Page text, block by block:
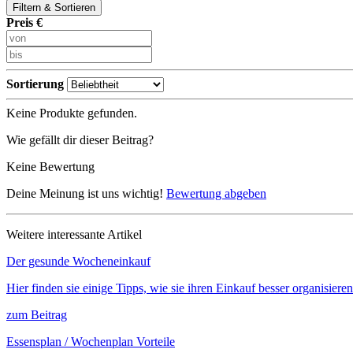
Filtern & Sortieren
Preis €
Sortierung
Keine Produkte gefunden.
Wie gefällt dir dieser Beitrag?
Keine Bewertung
Deine Meinung ist uns wichtig! Bewertung abgeben
Weitere interessante Artikel
Der gesunde Wocheneinkauf
Hier finden sie einige Tipps, wie sie ihren Einkauf besser
zum Beitrag
Essensplan / Wochenplan Vorteile